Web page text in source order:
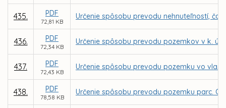
435. PDF
72,81 KB
Určenie spôsobu prevodu nehnuteľností,
436. PDF
72,34 KB
Určenie spôsobu prevodu pozemkov v k. ú.
437. PDF
72,43 KB
Určenie spôsobu prevodu pozemku vo
438. PDF
78,58 KB
Určenie spôsobu prevodu pozemku parc.